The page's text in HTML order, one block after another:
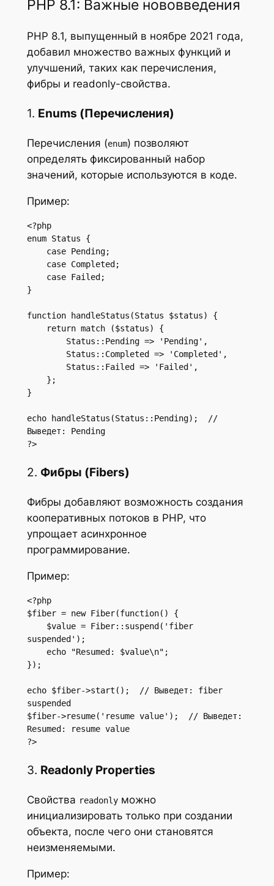
PHP 8.1: Важные нововведения
PHP 8.1, выпущенный в ноябре 2021 года,
добавил множество важных функций и
улучшений, таких как перечисления,
фибры и readonly-свойства.
1. Enums (Перечисления)
Перечисления (enum) позволяют
определять фиксированный набор
значений, которые используются в коде.
Пример:
<?php
enum Status {
}
function handleStatus(Status $status) {
}
echo handleStatus(Status::Pending);  //
Выведет: Pending
?>
2. Фибры (Fibers)
Фибры добавляют возможность создания
кооперативных потоков в PHP, что
упрощает асинхронное
программирование.
Пример:
<?php
$fiber = new Fiber(function() {
suspended');
});
echo $fiber->start();  // Выведет: fiber
suspended
$fiber->resume('resume value');  // Выведет:
Resumed: resume value
?>
3. Readonly Properties
Свойства readonlyможно
инициализировать только при создании
объекта, после чего они становятся
неизменяемыми.
Пример: